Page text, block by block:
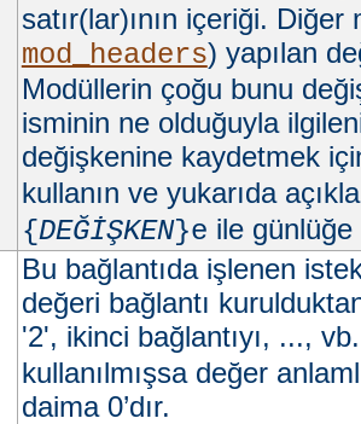
satır(lar)ının içeriği.
mod_headers) yapılan
Modüllerin çoğu bunu
isminin ne olduğuyla
değişkenine kaydetmek
kullanın ve yukarıda
{DEĞİŞKEN}e ile
Bu bağlantıda işlenen
değeri bağlantı
'2', ikinci bağlantıyı, ...,
kullanılmışsa değer
daima 0’dır.